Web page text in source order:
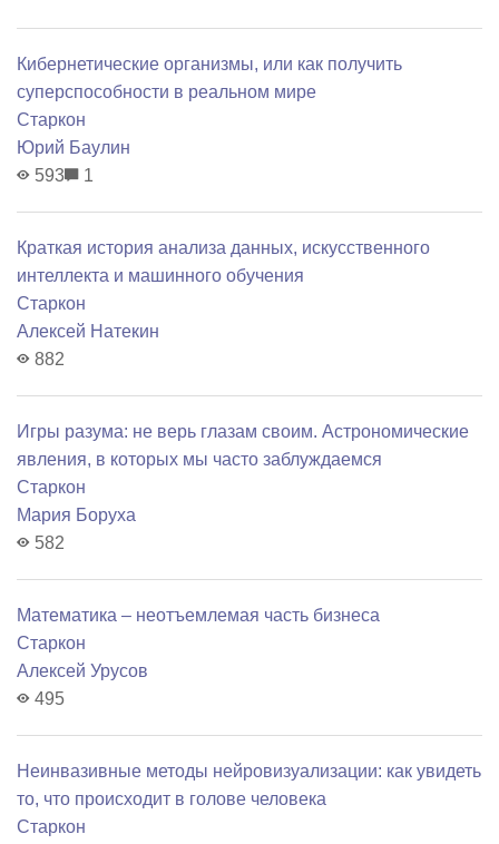
Кибернетические организмы, или как получить
суперспособности в реальном мире
Старкон
Юрий Баулин
593
1
Краткая история анализа данных, искусственного
интеллекта и машинного обучения
Старкон
Алексей Натекин
882
Игры разума: не верь глазам своим. Астрономические
явления, в которых мы часто заблуждаемся
Старкон
Мария Боруха
582
Математика – неотъемлемая часть бизнеса
Старкон
Алексей Урусов
495
Неинвазивные методы нейровизуализации: как увидеть
то, что происходит в голове человека
Старкон